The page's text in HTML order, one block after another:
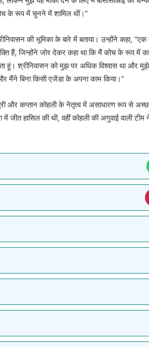
के रूप में चुनने में शामिल थीं।”
की भूमिका के बारे में बताया। उन्होंने कहा, “एक
हैं, जिन्होंने जोर देकर कहा था कि मैं कोच के रूप में
हूं। श्रीनिवासन को मुझ पर अधिक विश्वास था और
मैंने बिना किसी एजेंडा के अपना काम किया।”
और कप्तान कोहली के नेतृत्व में असाधारण रूप से
हासिल की थी, वहीं कोहली की अगुवाई वाली टीम